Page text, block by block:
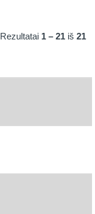
Rezultatai 1 – 21 iš 21